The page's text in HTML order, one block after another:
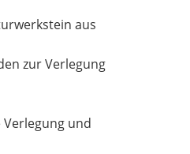
aus
zur Verlegung
und